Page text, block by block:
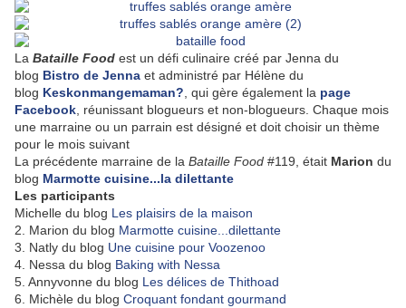
La Bataille Food est un défi culinaire créé par Jenna du
blog Bistro de Jenna et administré par Hélène du
blog Keskonmangemaman? , qui gère également la page
Facebook , réunissant blogueurs et non-blogueurs. Chaque mois
une marraine ou un parrain est désigné et doit choisir un thème
pour le mois suivant
La précédente marraine de la Bataille Food #119, était Marion du
blog Marmotte cuisine...la dilettante
Les participants
Michelle du blog Les plaisirs de la maison
2. Marion du blog Marmotte cuisine...dilettante
3. Natly du blog Une cuisine pour Voozenoo
4. Nessa du blog Baking with Nessa
5. Annyvonne du blog Les délices de Thithoad
6. Michèle du blog Croquant fondant gourmand